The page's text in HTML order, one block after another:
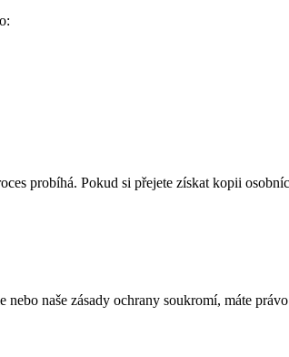
probíhá. Pokud si přejete získat kopii
naše zásady ochrany soukromí, máte